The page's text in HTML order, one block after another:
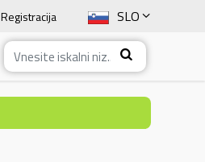
SLO
ENG
ITA
Registracija